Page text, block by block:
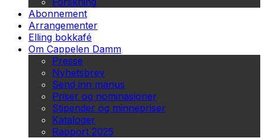
Abonnement
Arrangementer
Elling bokkafé
Om Cappelen Damm
Presse
Nyhetsbrev
Send inn manus
Priser og nominasjoner
Stipender og minnepriser
Kataloger
Rapport 2025